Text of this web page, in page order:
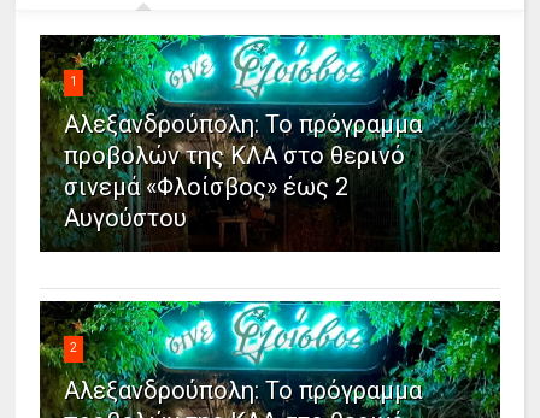
1
Αλεξανδρούπολη: Το πρόγραμμα
προβολών της ΚΛΑ στο θερινό
σινεμά «Φλοίσβος» έως 2
Αυγούστου
2
Αλεξανδρούπολη: Το πρόγραμμα